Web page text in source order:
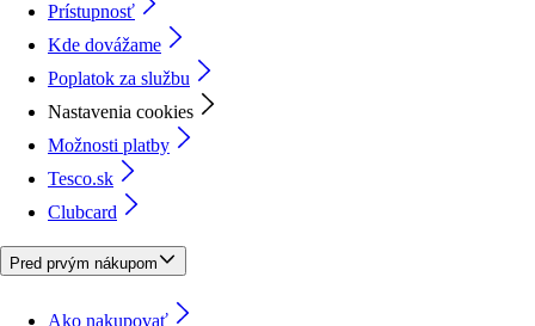
Prístupnosť
Kde dovážame
Poplatok za službu
Nastavenia cookies
Možnosti platby
Tesco.sk
Clubcard
Pred prvým nákupom
Ako nakupovať